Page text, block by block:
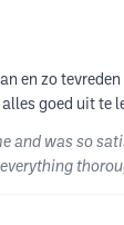
en zo
goed uit
was so